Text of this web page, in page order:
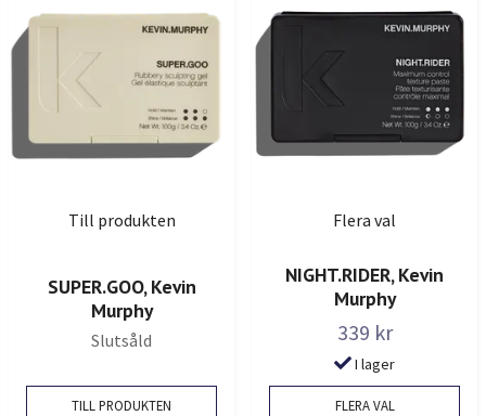
Till produkten
SUPER.GOO, Kevin
Murphy
Slutsåld
TILL PRODUKTEN
Flera val
NIGHT.RIDER, Kevin
Murphy
339 kr
I lager
FLERA VAL